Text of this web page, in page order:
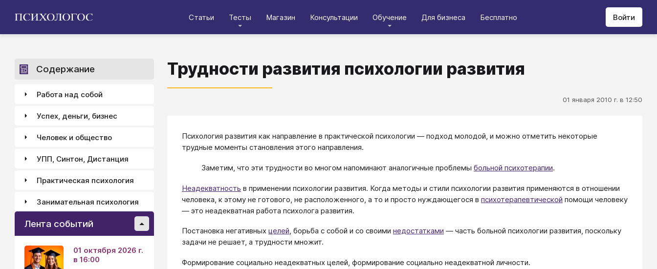
Статьи Тесты Магазин Консультации Обучение Для бизнеса Бесплатно Войти
Трудности развития психологии развития
01 января 2010 г. в 12:50
Психология развития как направление в практической психологии ― подход молодой, и можно отметить некоторые
трудные моменты становления этого направления.
Заметим, что эти трудности во многом напоминают аналогичные проблемы больной психотерапии.
Неадекватность в применении психологии развития. Когда методы и стили психологии развития применяются в отношении
человека, к этому не готового, не расположенного, а то и просто нуждающегося в психотерапевтической помощи человеку
― это неадекватная работа психолога развития.
Постановка негативных целей, борьба с собой и со своими недостатками ― часть больной психологии развития, поскольку
задачи не решает, а трудности множит.
Формирование социально неадекватных целей, формирование социально неадекватной личности.
Содержание
Работа над собой
Успех, деньги, бизнес
Человек и общество
УПП, Синтон, Дистанция
Практическая психология
Занимательная психология
Лента событий
01 октября 2026 г.
в 16:00